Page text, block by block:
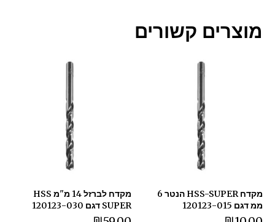
מוצרים קשורים
מקדח HSS-SUPER הנטר 6
ממ דגם 120123-015
מקדח לברזל 14 מ"מ HSS
SUPER דגם 120123-030